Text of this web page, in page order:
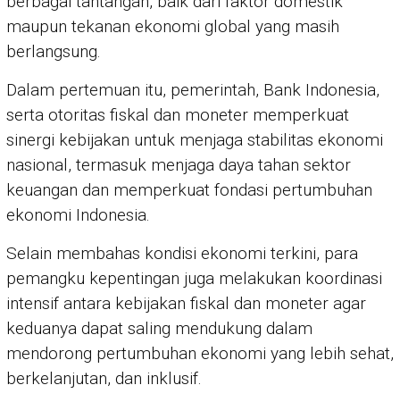
maupun tekanan ekonomi global yang masih
berlangsung.
Dalam pertemuan itu, pemerintah, Bank Indonesia,
serta otoritas fiskal dan moneter memperkuat
sinergi kebijakan untuk menjaga stabilitas ekonomi
nasional, termasuk menjaga daya tahan sektor
keuangan dan memperkuat fondasi pertumbuhan
ekonomi Indonesia.
Selain membahas kondisi ekonomi terkini, para
pemangku kepentingan juga melakukan koordinasi
intensif antara kebijakan fiskal dan moneter agar
keduanya dapat saling mendukung dalam
mendorong pertumbuhan ekonomi yang lebih sehat,
berkelanjutan, dan inklusif.